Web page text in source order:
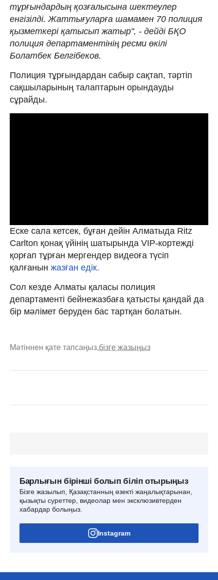
тұрғындардың қозғалысына шектеулер
енгізілді. Жаттығуларға шамамен 70 полиция
қызметкері қатысып жатыр", - дейді БҚО
полиция департаментінің ресми өкілі
Болатбек Белгібеков.
Полиция тұрғындардан сабыр сақтап, тәртіп
сақшыларының талаптарын орындауды
сұрайды.
Еске сала кетсек, бұған дейін Алматыда Ritz
Carlton қонақ үйінің шатырында VIP-кортежді
қорғап тұрған мергендер видеоға түсіп
қалғанын жазған едік.
Сол кезде Алматы қаласы полиция
департаменті бейнежазбаға қатысты қандай да
бір мәлімет беруден бас тартқан болатын.
Мәтіннен қате тапсаңыз,бізге жазыңыз
Барлығын бірінші болып біліп отырыңыз
Бізге жазылып, Қазақстанның өзекті жаңалықтарынан,
қызықты суреттер, видеолар мен эксклюзивтерден
хабардар болыңыз.
Instagram